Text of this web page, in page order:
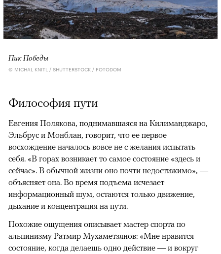
Пик Победы
© MICHAL KNITL / SHUTTERSTOCK / FOTODOM
Философия пути
Евгения Полякова, поднимавшаяся на Килиманджаро,
Эльбрус и Монблан, говорит, что ее первое
восхождение началось вовсе не с желания испытать
себя. «В горах возникает то самое состояние «здесь и
сейчас». В обычной жизни оно почти недостижимо», —
объясняет она. Во время подъема исчезает
информационный шум, остаются только движение,
дыхание и концентрация на пути.
Похожие ощущения описывает мастер спорта по
альпинизму Ратмир Мухаметзянов: «Мне нравится
состояние, когда делаешь одно действие — и вокруг